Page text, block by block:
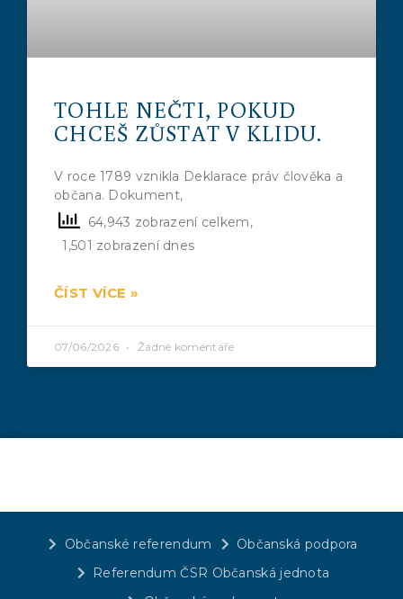
TOHLE NEČTI, POKUD
CHCEŠ ZŮSTAT V KLIDU.
V roce 1789 vznikla Deklarace práv člověka a
občana. Dokument,
64,943 zobrazení celkem,
1,501 zobrazení dnes
ČÍST VÍCE »
07/06/2026 Žádné komentáře
Občanské referendum
Občanská podpora
Referendum ČSR Občanská jednota